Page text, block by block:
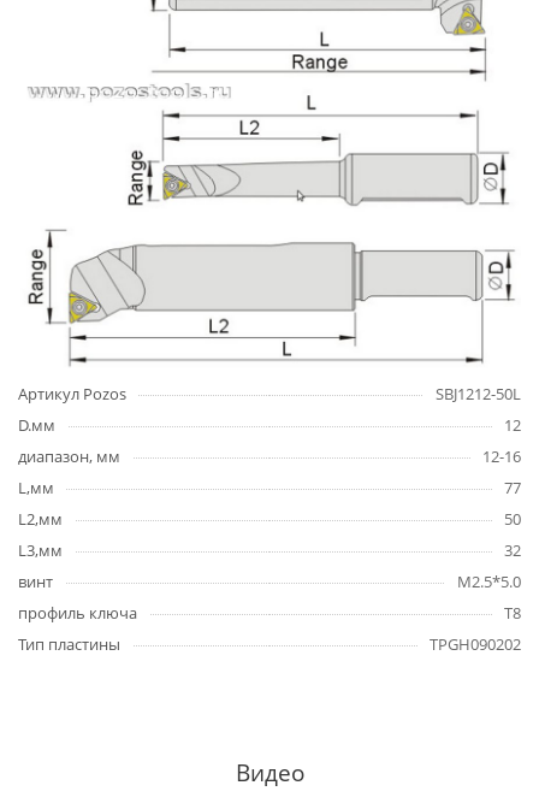
Артикул Pozos
SBJ1212-50L
D.мм
12
диапазон, мм
12-16
L,мм
77
L2,мм
50
L3,мм
32
винт
М2.5*5.0
профиль ключа
Т8
Тип пластины
TPGH090202
Видео